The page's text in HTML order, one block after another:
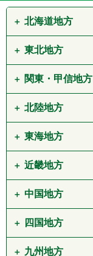
北海道地方
道北
道央
東北地方
青森県
宮城県
山形県
関東・甲信地方
東京都
埼玉県
茨城県
群馬県
長野県
北陸地方
新潟県
石川県
東海地方
愛知県
静岡県
近畿地方
大阪府
京都府
奈良県
中国地方
鳥取県
岡山県
四国地方
徳島県九州地方